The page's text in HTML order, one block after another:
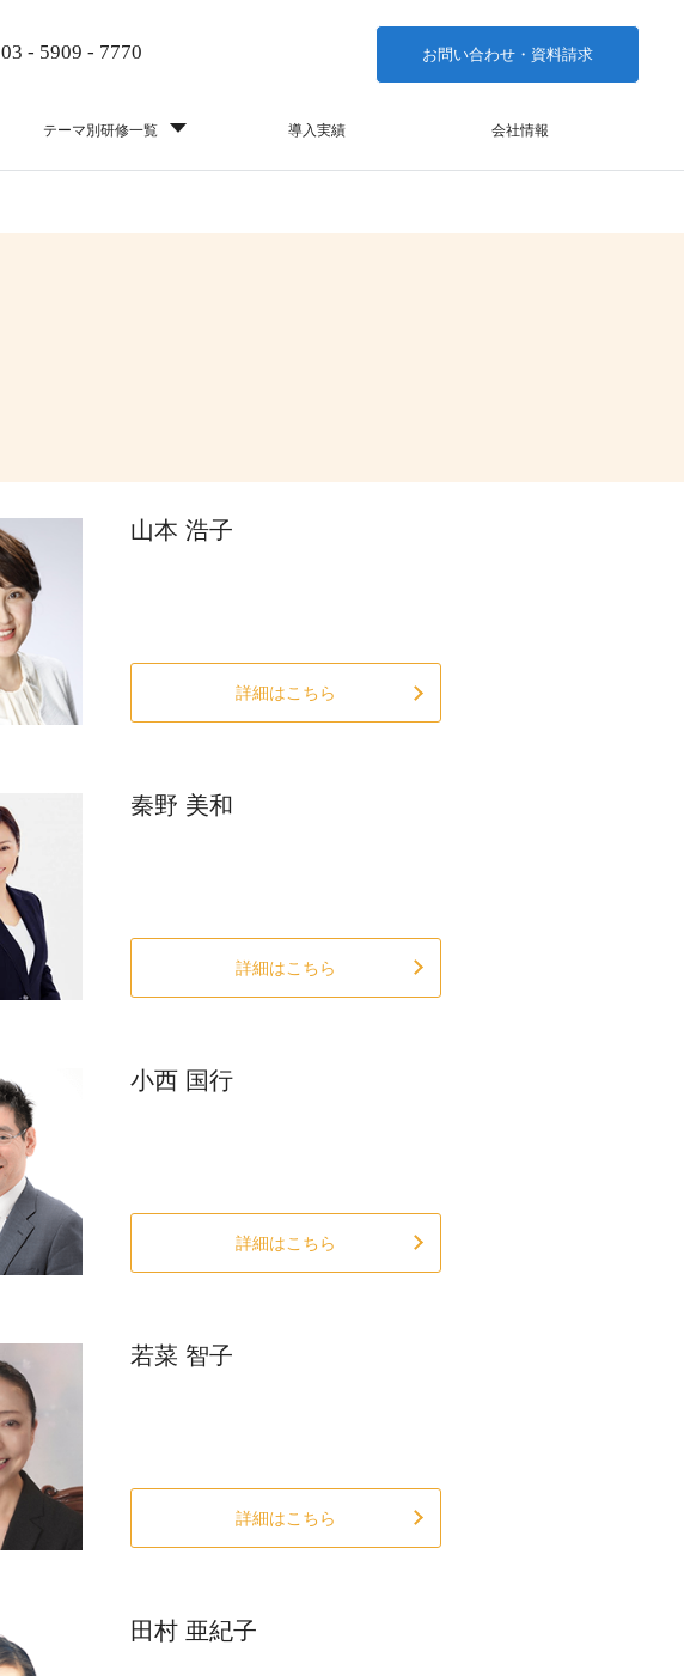
03 - 5909 - 7770 お問い合わせ・資料請求
テーマ別研修一覧 導入実績 会社情報
山本 浩子
詳細はこちら
秦野 美和
詳細はこちら
小西 国行
詳細はこちら
若菜 智子
詳細はこちら
田村 亜紀子